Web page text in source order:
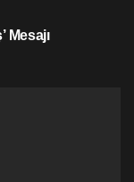
Mesajı